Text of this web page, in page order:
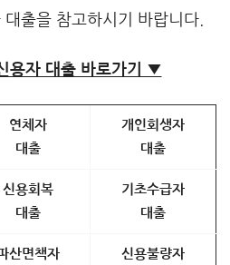
출을 참고하시기 바랍니다.
용자 대출 바로가기 ▼
연체자
대출
개인회생자
대출
신용회복
대출
기초수급자
대출
산면책자
신용불량자